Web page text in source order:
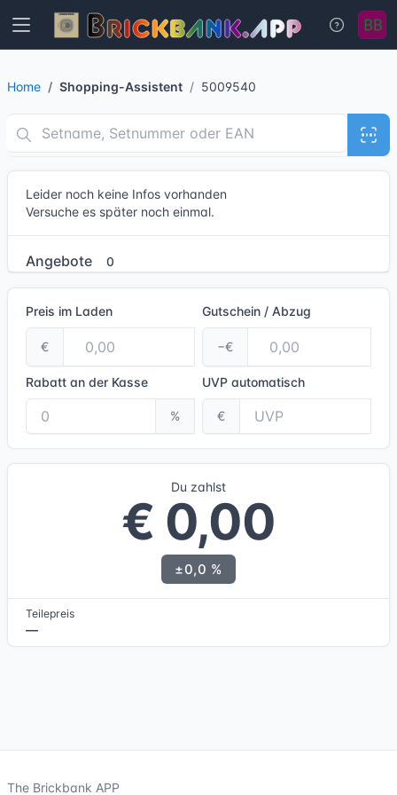
Home Shopping-Assistent 5009540
Leider noch keine Infos vorhanden
Versuche es später noch einmal.
Angebote 0
Preis im Laden
€
Gutschein / Abzug
−€
Rabatt an der Kasse
%
UVP automatisch
€
Du zahlst
€ 0,00
±0,0 %
Teilepreis
—
The Brickbank APP